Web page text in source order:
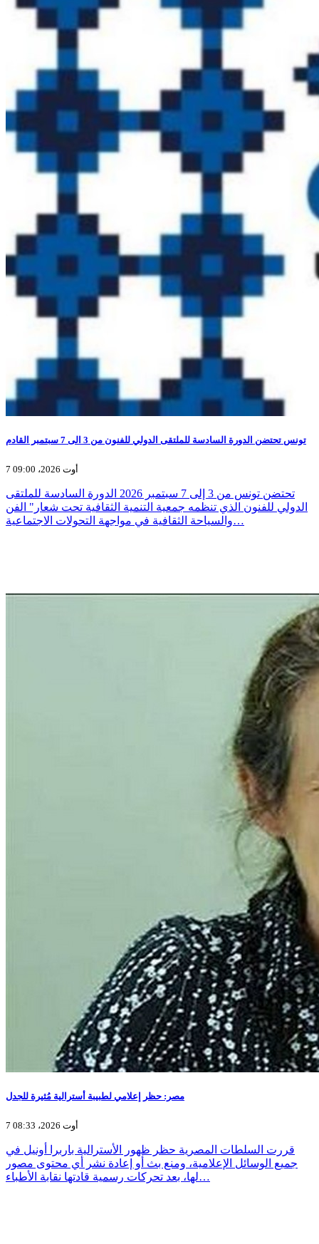
تونس تحتضن الدورة السادسة للملتقى الدولي للفنون من 3 الى 7 سبتمبر القادم
7 أوت 2026، 09:00
تحتضن تونس من 3 إلى 7 سبتمبر 2026 الدورة السادسة للملتقى
الدولي للفنون الذي تنظمه جمعية التنمية الثقافية تحت شعار" الفن
والسياحة الثقافية في مواجهة التحولات الاجتماعية…
مصر: حظر إعلامي لطبيبة أسترالية مُثيرة للجدل
7 أوت 2026، 08:33
قررت السلطات المصرية حظر ظهور الأسترالية باربرا أونيل في
جميع الوسائل الإعلامية، ومنع بث أو إعادة نشر أي محتوى مصور
لها، بعد تحركات رسمية قادتها نقابة الأطباء…